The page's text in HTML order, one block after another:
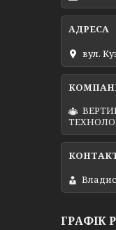
вул.
ГРАФІК